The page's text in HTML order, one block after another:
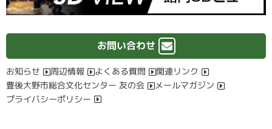
お問い合わせ
お知らせ 周辺情報 よくある質問
関連リンク
豊後大野市総合文化センター 友の会
メールマガジン
プライバシーポリシー